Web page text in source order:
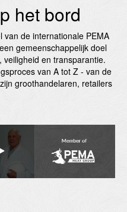
het bord
van de in­ternatio­nale PEMA
gemeenschappelijk doel
en transparantie.
van A tot Z ‑ van de
groothan­delaren, retai­lers